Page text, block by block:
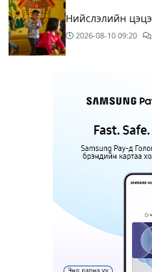
Нийслэлийн
2026-08-10 09:20
Хүүхдээ
13 цагийн өмнө
ТАНИЛЦ: Тэгш,
13 цагийн өмнө
Цэцэрлэгийн
13 цагийн өмнө